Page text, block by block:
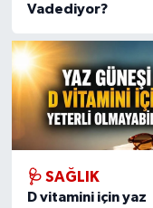
Vadediyor?
🩺 SAĞLIK
D vitamini için yaz